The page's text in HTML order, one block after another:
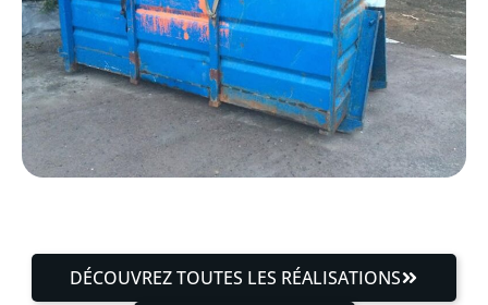
DÉCOUVREZ TOUTES LES RÉALISATIONS